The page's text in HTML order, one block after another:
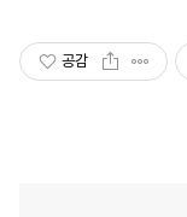
공감